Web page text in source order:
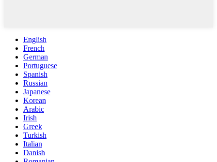
English
French
German
Portuguese
Spanish
Russian
Japanese
Korean
Arabic
Irish
Greek
Turkish
Italian
Danish